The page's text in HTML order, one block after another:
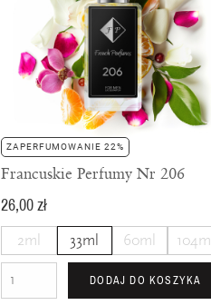
ZAPERFUMOWANIE 22%
Francuskie Perfumy Nr 206
26,00 zł
2ml 33ml 60ml 104ml
DODAJ DO KOSZYKA